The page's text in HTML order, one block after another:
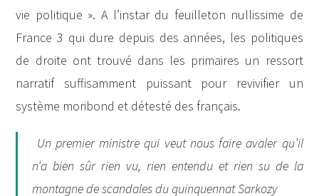
vie politique ». A l’instar du feuilleton nullissime de
France 3 qui dure depuis des années, les politiques
de droite ont trouvé dans les primaires un ressort
narratif suffisamment puissant pour revivifier un
système moribond et détesté des français.
Un premier ministre qui veut nous faire avaler qu’il
n’a bien sûr rien vu, rien entendu et rien su de la
montagne de scandales du quinquennat Sarkozy